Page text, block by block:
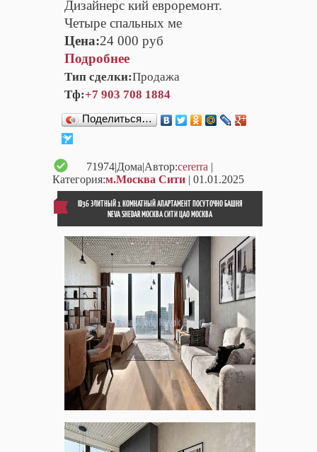
Дизайнерс кий евроремонт.
Четыре спальных ме
Цена:24 000 руб
Подробнее
Тип сделки:Продажа
Тф:+7 903 708 1884
Поделиться…
71974|Дома|Автор:cererra |
Категория:м.Москва Сити | 01.01.2025
ID36 ЭЛИТНЫЙ 1 КОМНАТНЫЙ АПАРТАМЕНТ ПОСУТОЧНО БАШНЯ
NEVA SHEDAR МОСКВА СИТИ ЦАО МОСКВА